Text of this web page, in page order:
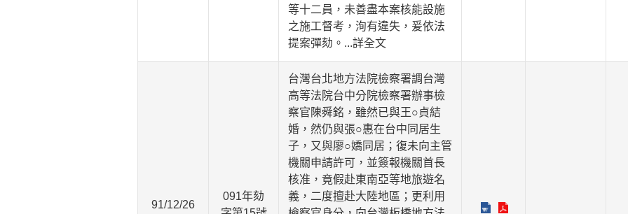
等十二員，未善盡本案核能設施
之施工督考，洵有違失，爰依法
提案彈劾。 ...詳全文
91/12/26
091年劾
台灣台北地方法院檢察署調台灣
高等法院台中分院檢察署辦事檢
察官陳舜銘，雖然已與王○貞結
婚，然仍與張○惠在台中同居生
子，又與廖○嬌同居；復未向主管
機關申請許可，並簽報機關首長
核准，竟假赴東南亞等地旅遊名
義，二度擅赴大陸地區；更利用